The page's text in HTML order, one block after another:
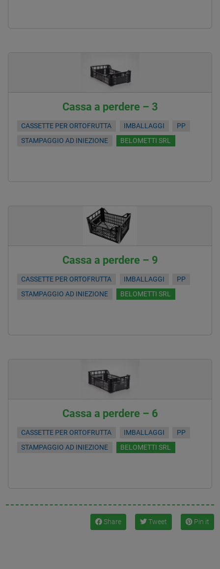
Cassa a perdere – 3
CASSETTE PER ORTOFRUTTA IMBALLAGGI
PP
STAMPAGGIO AD INIEZIONE
BELOMETTI SRL
Cassa a perdere – 9
CASSETTE PER ORTOFRUTTA IMBALLAGGI
PP
STAMPAGGIO AD INIEZIONE
BELOMETTI SRL
Cassa a perdere – 6
CASSETTE PER ORTOFRUTTA IMBALLAGGI
PP
STAMPAGGIO AD INIEZIONE
BELOMETTI SRL
Share Tweet Pin it